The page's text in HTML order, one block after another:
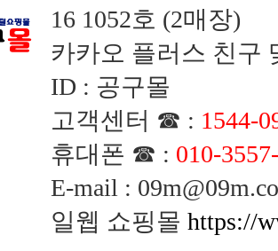
16 1052호 (2매장)
카카오 플러스 친구
ID : 공구몰
고객센터 ☎ : 1544-
휴대폰 ☎ : 010-
E-mail :
일웹 쇼핑몰 https://